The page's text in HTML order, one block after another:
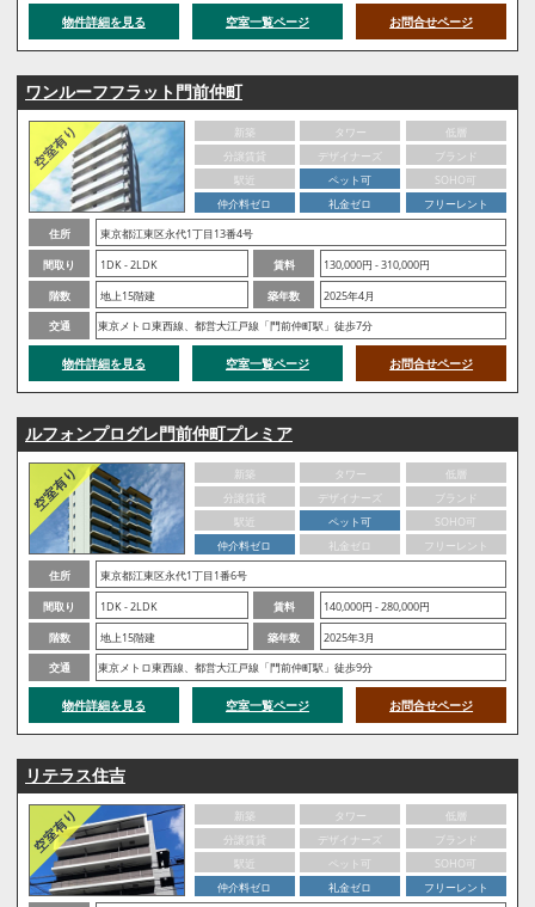
物件詳細を見る 空室一覧ページ お問合せページ
ワンルーフフラット門前仲町
新築 タワー
低層
分譲賃貸
デザイナーズ
ブランド
駅近
ペット可
SOHO可
仲介料ゼロ
礼金ゼロ
フリーレント
住所
東京都江東区永代1丁目13番4号
間取り
1DK - 2LDK 賃料
130,000円 - 310,000円
階数
地上15階建 築年数
2025年4月
交通
東京メトロ東西線、都営大江戸線「門前仲町駅」徒歩7分
物件詳細を見る 空室一覧ページ お問合せページ
ルフォンプログレ門前仲町プレミア
新築 タワー
低層
分譲賃貸
デザイナーズ
ブランド
駅近
ペット可
SOHO可
仲介料ゼロ
礼金ゼロ
フリーレント
住所
東京都江東区永代1丁目1番6号
間取り
1DK - 2LDK 賃料
140,000円 - 280,000円
階数
地上15階建 築年数
2025年3月
交通
東京メトロ東西線、都営大江戸線「門前仲町駅」徒歩9分
物件詳細を見る 空室一覧ページ お問合せページ
リテラス住吉
新築 タワー
低層
分譲賃貸
デザイナーズ
ブランド
駅近
ペット可
SOHO可
仲介料ゼロ
礼金ゼロ
フリーレント